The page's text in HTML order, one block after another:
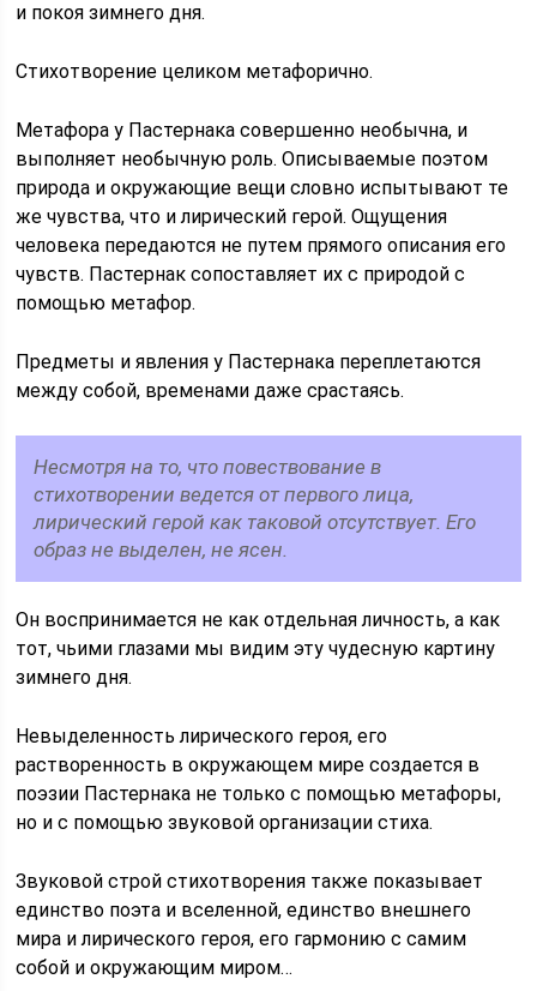
и покоя зимнего дня.
Стихотворение целиком метафорично.
Метафора у Пастернака совершенно необычна, и
выполняет необычную роль. Описываемые поэтом
природа и окружающие вещи словно испытывают те
же чувства, что и лирический герой. Ощущения
человека передаются не путем прямого описания его
чувств. Пастернак сопоставляет их с природой с
помощью метафор.
Предметы и явления у Пастернака переплетаются
между собой, временами даже срастаясь.
Несмотря на то, что повествование в
стихотворении ведется от первого лица,
лирический герой как таковой отсутствует. Его
образ не выделен, не ясен.
Он воспринимается не как отдельная личность, а как
тот, чьими глазами мы видим эту чудесную картину
зимнего дня.
Невыделенность лирического героя, его
растворенность в окружающем мире создается в
поэзии Пастернака не только с помощью метафоры,
но и с помощью звуковой организации стиха.
Звуковой строй стихотворения также показывает
единство поэта и вселенной, единство внешнего
мира и лирического героя, его гармонию с самим
собой и окружающим миром…